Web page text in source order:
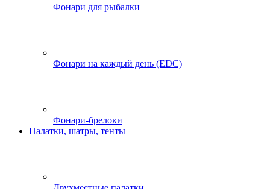
Фонари для рыбалки
Фонари на каждый день (EDC)
Фонари-брелоки
Палатки, шатры, тенты